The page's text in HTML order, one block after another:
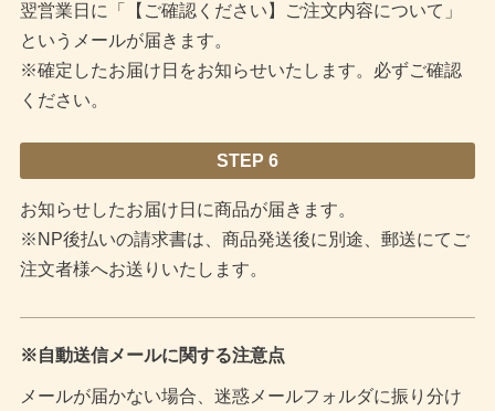
翌営業日に「【ご確認ください】ご注文内容について」
というメールが届きます。
※確定したお届け日をお知らせいたします。必ずご確認
ください。
STEP 6
お知らせしたお届け日に商品が届きます。
※NP後払いの請求書は、商品発送後に別途、郵送にてご
注文者様へお送りいたします。
※自動送信メールに関する注意点
メールが届かない場合、迷惑メールフォルダに振り分け